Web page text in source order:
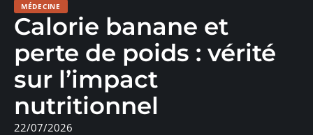
MÉDECINE
Calorie banane et
perte de poids : vérité
sur l’impact
nutritionnel
22/07/2026